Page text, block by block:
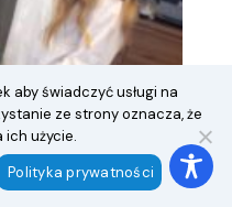
aby świadczyć usługi na
ze strony oznacza, że
ich użycie.
Polityka prywatności